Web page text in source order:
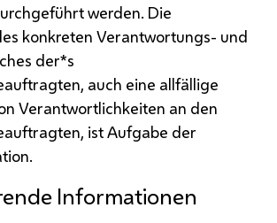
werden. Die
konkreten Verantwortungs- und
der*s
auch eine allfällige
Verantwortlichkeiten an den
ist Aufgabe der
Informationen